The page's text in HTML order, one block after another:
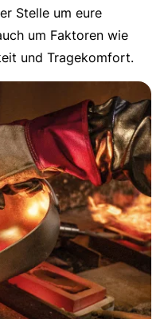
Stelle um eure
um Faktoren wie
und Tragekomfort.